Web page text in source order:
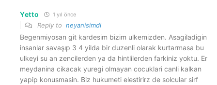
Yetto 1 yıl önce
Reply to neyanisimdi
Begenmiyosan git kardesim bizim ulkemizden. Asagiladigin
insanlar savaşıp 3 4 yilda bir duzenli olarak kurtarmasa bu
ulkeyi su an zencilerden ya da hintlilerden farkiniz yoktu. Er
meydanina cikacak yuregi olmayan cocuklari canli kalkan
yapip konusmasin. Biz hukumeti elestirirz de solcular sirf